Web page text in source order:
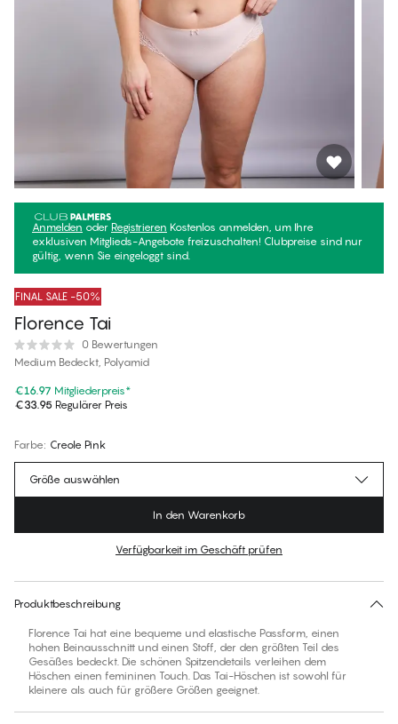
Anmelden oder Registrieren Kostenlos anmelden, um Ihre
exklusiven Mitglieds-Angebote freizuschalten! Clubpreise sind nur
gültig, wenn Sie eingeloggt sind.
FINAL SALE -50%
Florence Tai
0 Bewertungen
Medium Bedeckt, Polyamid
€16.97 Mitgliederpreis*
€33.95 Regulärer Preis
Farbe: Creole Pink
Für diesen Artikel gibt es keine empfohlene Größe
Größe auswählen
In den Warenkorb
Verfügbarkeit im Geschäft prüfen
Produktbeschreibung
Florence Tai hat eine bequeme und elastische Passform, einen
hohen Beinausschnitt und einen Stoff, der den größten Teil des
Gesäßes bedeckt. Die schönen Spitzendetails verleihen dem
Höschen einen femininen Touch. Das Tai-Höschen ist sowohl für
kleinere als auch für größere Größen geeignet.